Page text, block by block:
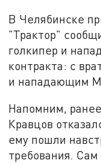
В Челябинске
"Трактор"
голкипер и
контракта: с
и нападающим
Напомним,
Кравцов
ему пошли
требования.